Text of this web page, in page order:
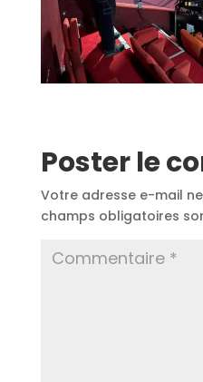
Poster le
Votre adresse e-mail
champs obligatoires